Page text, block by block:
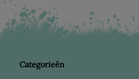
Categorieën